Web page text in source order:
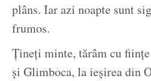
plâns. Iar azi noapte sunt
frumos.
Țineți minte, tărâm cu
și Glimboca, la ieșirea din